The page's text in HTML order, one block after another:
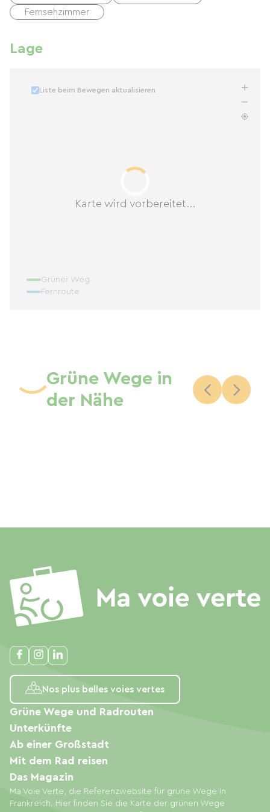
Fernsehzimmer
Lage
Karte wird vorbereitet...
Liste beim Bewegen aktualisieren
Grüner Weg
Fernroute
Grüne Wege in
der Nähe
Nos plus belles voies vertes
Ma Voie Verte, die Referenzwebsite für grüne Wege in
Frankreich. Hier finden Sie die Karte der grünen Wege
Grüne Wege und Radrouten
Unterkünfte
Ab einer Großstadt
Mit dem Rad reisen
Das Magazin